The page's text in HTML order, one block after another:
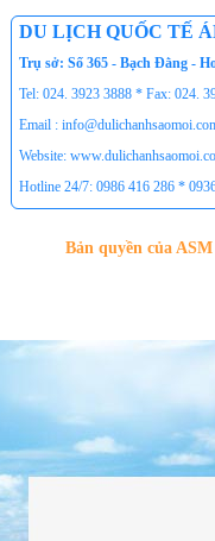
DU LỊCH QUỐC TẾ
Trụ sở: Số 365 - Bạch Đằng -
Tel: 024. 3923 3888 * Fax: 024.
Email :
Website:
Hotline 24/7: 0986 416 286 *
Bản quyền của